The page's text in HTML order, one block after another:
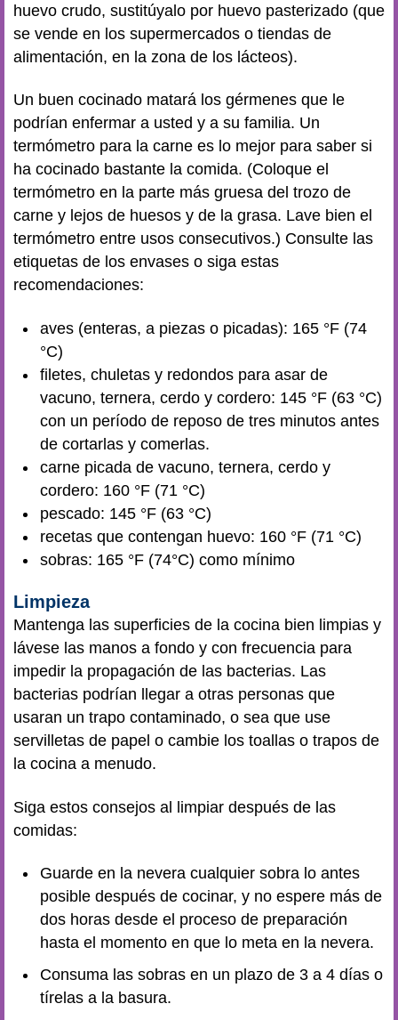
huevo crudo, sustitúyalo por huevo pasterizado (que
se vende en los supermercados o tiendas de
alimentación, en la zona de los lácteos).
Un buen cocinado matará los gérmenes que le
podrían enfermar a usted y a su familia. Un
termómetro para la carne es lo mejor para saber si
ha cocinado bastante la comida. (Coloque el
termómetro en la parte más gruesa del trozo de
carne y lejos de huesos y de la grasa. Lave bien el
termómetro entre usos consecutivos.) Consulte las
etiquetas de los envases o siga estas
recomendaciones:
aves (enteras, a piezas o picadas): 165 °F (74
°C)
filetes, chuletas y redondos para asar de
vacuno, ternera, cerdo y cordero: 145 °F (63 °C)
con un período de reposo de tres minutos antes
de cortarlas y comerlas.
carne picada de vacuno, ternera, cerdo y
cordero: 160 °F (71 °C)
pescado: 145 °F (63 °C)
recetas que contengan huevo: 160 °F (71 °C)
sobras: 165 °F (74°C) como mínimo
Limpieza
Mantenga las superficies de la cocina bien limpias y
lávese las manos a fondo y con frecuencia para
impedir la propagación de las bacterias. Las
bacterias podrían llegar a otras personas que
usaran un trapo contaminado, o sea que use
servilletas de papel o cambie los toallas o trapos de
la cocina a menudo.
Siga estos consejos al limpiar después de las
comidas:
Guarde en la nevera cualquier sobra lo antes
posible después de cocinar, y no espere más de
dos horas desde el proceso de preparación
hasta el momento en que lo meta en la nevera.
Consuma las sobras en un plazo de 3 a 4 días o
tírelas a la basura.